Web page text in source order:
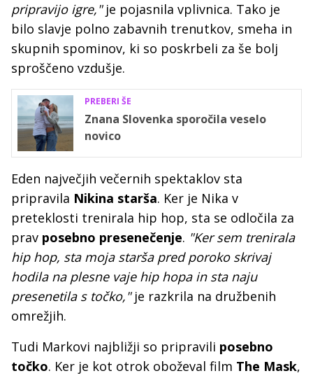
pripravijo igre,"je pojasnila vplivnica. Tako je
bilo slavje polno zabavnih trenutkov, smeha in
skupnih spominov, ki so poskrbeli za še bolj
sproščeno vzdušje.
PREBERI ŠE
Znana Slovenka sporočila veselo
novico
Eden največjih večernih spektaklov sta
pripravila Nikina starša. Ker je Nika v
preteklosti trenirala hip hop, sta se odločila za
prav posebno presenečenje. "Ker sem trenirala
hip hop, sta moja starša pred poroko skrivaj
hodila na plesne vaje hip hopa in sta naju
presenetila s točko,"je razkrila na družbenih
omrežjih.
Tudi Markovi najbližji so pripravili posebno
točko. Ker je kot otrok oboževal film The Mask,